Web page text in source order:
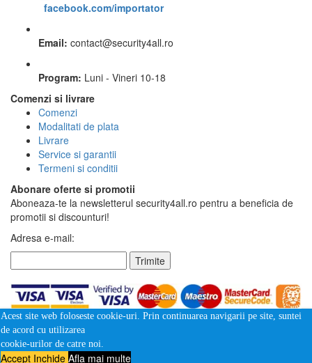
facebook.com/importator
Email: contact@security4all.ro
Program: Luni - Vineri 10-18
Comenzi si livrare
Comenzi
Modalitati de plata
Livrare
Service si garantii
Termeni si conditii
Abonare oferte si promotii
Aboneaza-te la newsletterul security4all.ro pentru a beneficia de
promotii si discounturi!
Adresa e-mail:
Trimite
Acest site web foloseste cookie-uri. Prin continuarea navigarii pe site, suntei
de acord cu utilizarea
cookie-urilor de catre noi.
Accept Inchide Afla mai multe